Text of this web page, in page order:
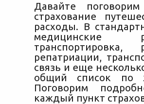
Давайте
страхование
расходы. В
медицинские
репатриации,
связь и еще
общий список по
Поговорим
каждый пункт